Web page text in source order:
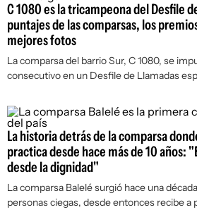
C 1080 es la tricampeona del Desfile
puntajes de las comparsas, los
mejores fotos
La comparsa del barrio Sur, C 1080, se
consecutivo en un Desfile de Llamadas
La historia detrás de la comparsa
practica desde hace más de 10 años:
desde la dignidad"
La comparsa Balelé surgió hace una
personas ciegas, desde entonces recibe a